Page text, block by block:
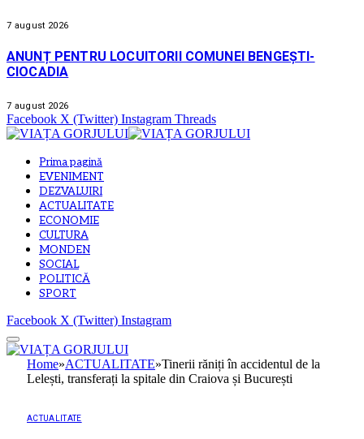
7 august 2026
ANUNȚ PENTRU LOCUITORII COMUNEI BENGEȘTI-
CIOCADIA
7 august 2026
Facebook X (Twitter) Instagram Threads
Prima pagină
EVENIMENT
DEZVALUIRI
ACTUALITATE
ECONOMIE
CULTURA
MONDEN
SOCIAL
POLITICĂ
SPORT
Facebook X (Twitter) Instagram
Home»ACTUALITATE»Tinerii răniți în accidentul de la
Lelești, transferați la spitale din Craiova și București
ACTUALITATE